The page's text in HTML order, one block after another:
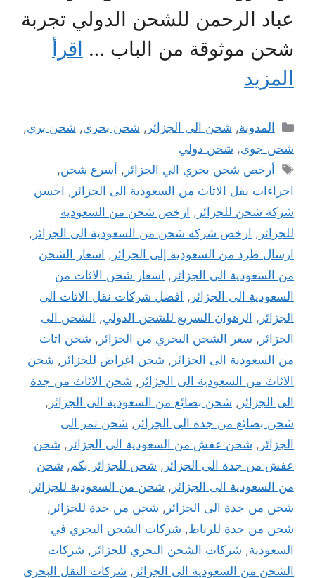
عباد الرحمن للشحن الدولي تجربة
شحن موثوقة من الباب … اقرأ
المزيد
التصنيفات
المدونة, شحن الى الجزائر , شحن بحري, شحن بري,
شحن جوى, شحن دولي
الوسوم
أرخص شحن بحري الي الجزائر , أسرع شحن,
اجراءات نقل الاثاث من السعودية الى الجزائر , احسن
شركة شحن للجزائر , ارخص شحن من السعودية
للجزائر , ارخص شركة شحن من السعودية الى الجزائر ,
ارسال طرد من السعودية إلى الجزائر , اسعار الشحن
من السعودية الى الجزائر , اسعار شحن الاثاث من
السعودية الى الجزائر , افضل شركات نقل الاثاث الى
الجزائر , الرهوان السريع للشحن الدولي, الشحن الى
الجزائر , سعر الشحن البحري من الجزائر , شحن اثاث
من السعودية الى الجزائر , شحن اغراض للجزائر , شحن
الاثاث من السعودية الى الجزائر , شحن الاثاث من جدة
الى الجزائر , شحن بضائع من السعودية الى الجزائر ,
شحن بضائع من جدة الى الجزائر , شحن تمر الى
الجزائر , شحن عفش من السعودية الى الجزائر , شحن
عفش من جدة الى الجزائر , شحن للجزائر بكم, شحن
من السعودية الى الجزائر , شحن من السعودية للجزائر ,
شحن من جدة الى الجزائر , شحن من جدة للجزائر ,
شحن من جدة للرباط, شركات الشحن البحري في
السعودية, شركات الشحن البحري للجزائر , شركات
الشحن من السعودية الى الجزائر , شركات النقل البحرى